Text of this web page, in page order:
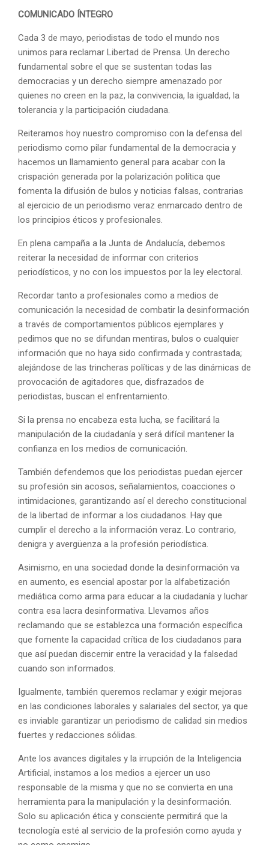
COMUNICADO ÍNTEGRO
Cada 3 de mayo, periodistas de todo el mundo nos
unimos para reclamar Libertad de Prensa. Un derecho
fundamental sobre el que se sustentan todas las
democracias y un derecho siempre amenazado por
quienes no creen en la paz, la convivencia, la igualdad, la
tolerancia y la participación ciudadana.
Reiteramos hoy nuestro compromiso con la defensa del
periodismo como pilar fundamental de la democracia y
hacemos un llamamiento general para acabar con la
crispación generada por la polarización política que
fomenta la difusión de bulos y noticias falsas, contrarias
al ejercicio de un periodismo veraz enmarcado dentro de
los principios éticos y profesionales.
En plena campaña a la Junta de Andalucía, debemos
reiterar la necesidad de informar con criterios
periodísticos, y no con los impuestos por la ley electoral.
Recordar tanto a profesionales como a medios de
comunicación la necesidad de combatir la desinformación
a través de comportamientos públicos ejemplares y
pedimos que no se difundan mentiras, bulos o cualquier
información que no haya sido confirmada y contrastada;
alejándose de las trincheras políticas y de las dinámicas de
provocación de agitadores que, disfrazados de
periodistas, buscan el enfrentamiento.
Si la prensa no encabeza esta lucha, se facilitará la
manipulación de la ciudadanía y será difícil mantener la
confianza en los medios de comunicación.
También defendemos que los periodistas puedan ejercer
su profesión sin acosos, señalamientos, coacciones o
intimidaciones, garantizando así el derecho constitucional
de la libertad de informar a los ciudadanos. Hay que
cumplir el derecho a la información veraz. Lo contrario,
denigra y avergüenza a la profesión periodística.
Asimismo, en una sociedad donde la desinformación va
en aumento, es esencial apostar por la alfabetización
mediática como arma para educar a la ciudadanía y luchar
contra esa lacra desinformativa. Llevamos años
reclamando que se establezca una formación específica
que fomente la capacidad crítica de los ciudadanos para
que así puedan discernir entre la veracidad y la falsedad
cuando son informados.
Igualmente, también queremos reclamar y exigir mejoras
en las condiciones laborales y salariales del sector, ya que
es inviable garantizar un periodismo de calidad sin medios
fuertes y redacciones sólidas.
Ante los avances digitales y la irrupción de la Inteligencia
Artificial, instamos a los medios a ejercer un uso
responsable de la misma y que no se convierta en una
herramienta para la manipulación y la desinformación.
Solo su aplicación ética y consciente permitirá que la
tecnología esté al servicio de la profesión como ayuda y